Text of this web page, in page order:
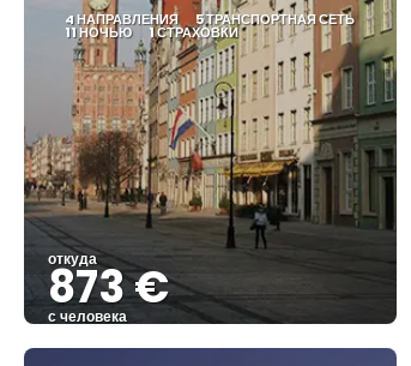
4 НАПРАВЛЕНИЯ 5 ТРАНСПОРТНАЯ СЕТЬ
11 НОЧЬЮ 1 СТРАХОВКИ
откуда
873 €
с человека
Видеть